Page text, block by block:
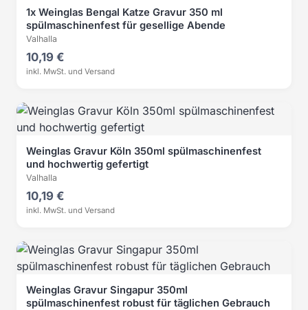
1x Weinglas Bengal Katze Gravur 350 ml
spülmaschinenfest für gesellige Abende
Valhalla
10,19 €
inkl. MwSt. und Versand
Weinglas Gravur Köln 350ml spülmaschinenfest
und hochwertig gefertigt
Valhalla
10,19 €
inkl. MwSt. und Versand
Weinglas Gravur Singapur 350ml
spülmaschinenfest robust für täglichen Gebrauch